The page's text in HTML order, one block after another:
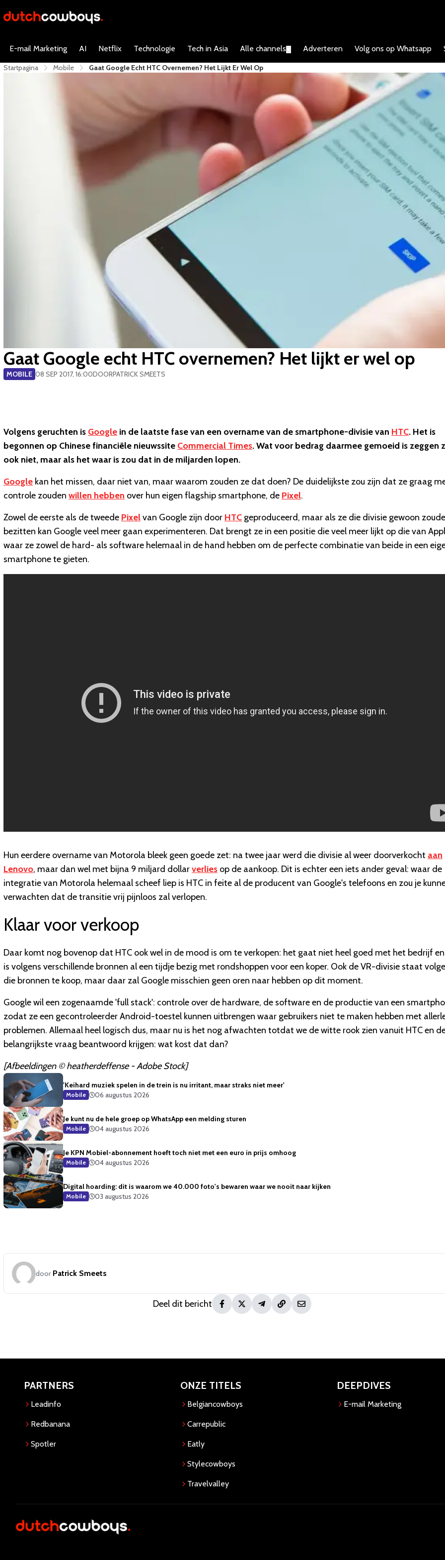
E-mail Marketing AI Netflix Technologie Tech in Asia Alle channels Adverteren Volg ons op Whatsapp
Startpagina Mobile Gaat Google Echt HTC Overnemen? Het Lijkt Er Wel Op
Gaat Google echt HTC overnemen? Het lijkt er wel op
MOBILE 08 SEP 2017, 16:00DOORPATRICK SMEETS
Volgens geruchten is Google in de laatste fase van een overname van de smartphone-divisie van HTC. Het is
begonnen op Chinese financiële nieuwssite Commercial Times. Wat voor bedrag daarmee gemoeid is zeggen
ook niet, maar als het waar is zou dat in de miljarden lopen.
Google kan het missen, daar niet van, maar waarom zouden ze dat doen? De duidelijkste zou zijn dat ze graag
controle zouden willen hebben over hun eigen flagship smartphone, de Pixel.
Zowel de eerste als de tweede Pixelvan Google zijn door HTC geproduceerd, maar als ze die divisie gewoon
bezitten kan Google veel meer gaan experimenteren. Dat brengt ze in een positie die veel meer lijkt op die van
waar ze zowel de hard- als software helemaal in de hand hebben om de perfecte combinatie van beide in een
smartphone te gieten.
Hun eerdere overname van Motorola bleek geen goede zet: na twee jaar werd die divisie al weer doorverkocht aan
Lenovo, maar dan wel met bijna 9 miljard dollarverlies op de aankoop. Dit is echter een iets ander geval: waar de
integratie van Motorola helemaal scheef liep is HTC in feite al de producent van Google's telefoons en zou je
verwachten dat de transitie vrij pijnloos zal verlopen.
Klaar voor verkoop
Daar komt nog bovenop dat HTC ook wel in de mood is om te verkopen: het gaat niet heel goed met het bedrijf
is volgens verschillende bronnen al een tijdje bezig met rondshoppen voor een koper. Ook de VR-divisie staat
die bronnen te koop, maar daar zal Google misschien geen oren naar hebben op dit moment.
Google wil een zogenaamde 'full stack': controle over de hardware, de software en de productie van een
zodat ze een gecontroleerder Android-toestel kunnen uitbrengen waar gebruikers niet te maken hebben met
problemen. Allemaal heel logisch dus, maar nu is het nog afwachten totdat we de witte rook zien vanuit HTC en
belangrijkste vraag beantwoord krijgen: wat kost dat dan?
[Afbeeldingen © heatherdeffense - Adobe Stock]
'Keihard muziek spelen in de trein is nu irritant, maar straks niet meer'
Mobile 06 augustus 2026
Je kunt nu de hele groep op WhatsApp een melding sturen
Mobile 04 augustus 2026
Je KPN Mobiel-abonnement hoeft toch niet met een euro in prijs omhoog
Mobile 04 augustus 2026
Digital hoarding: dit is waarom we 40.000 foto's bewaren waar we nooit naar kijken
Mobile 03 augustus 2026
door Patrick Smeets
Deel dit bericht
PARTNERS
Leadinfo
Redbanana
Spotler
ONZE TITELS
Belgiancowboys
Carrepublic
Eatly
Stylecowboys
Travelvalley
DEEPDIVES
E-mail Marketing